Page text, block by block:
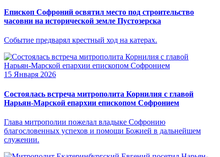
Епископ Софроний освятил место под строительство
часовни на исторической земле Пустозерска
Событие предварял крестный ход на катерах.
15 Января 2026
Состоялась встреча митрополита Корнилия с главой
Нарьян-Марской епархии епископом Софронием
Глава митрополии пожелал владыке Софронию
благословенных успехов и помощи Божией в дальнейшем
служении.